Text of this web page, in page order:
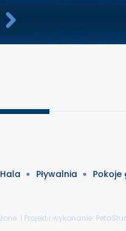
Hala Pływalnia Pokoje
| Projekt i wykonanie: